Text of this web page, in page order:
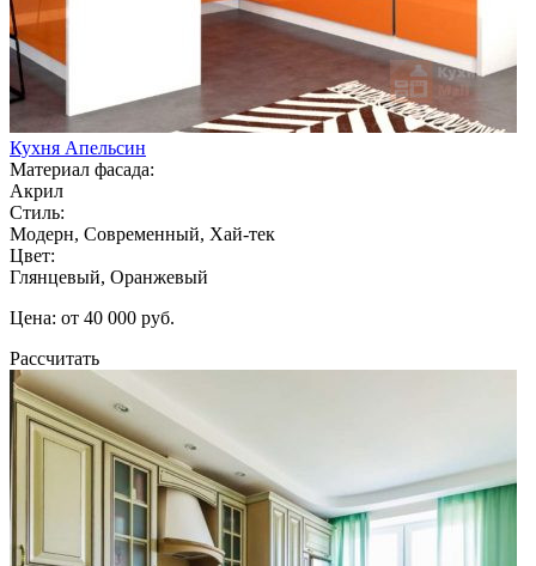
Кухня Апельсин
Материал фасада:
Акрил
Стиль:
Модерн, Современный, Хай-тек
Цвет:
Глянцевый, Оранжевый
Цена: от 40 000 руб.
Рассчитать